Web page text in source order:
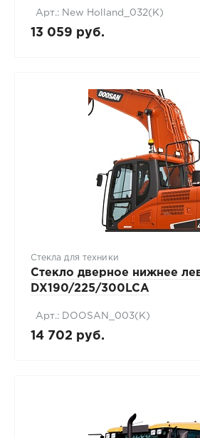
Арт.: New Holland_032(K)
13 059 руб.
Стекла для техники
Стекло дверное нижнее
DX190/225/300LCA
Арт.: DOOSAN_003(К)
14 702 руб.